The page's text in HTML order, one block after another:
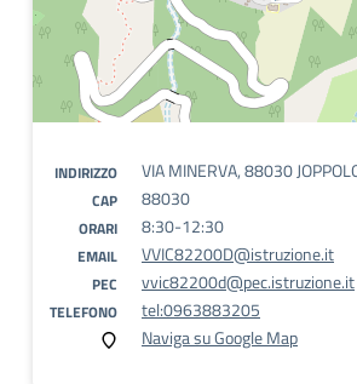
INDIRIZZO VIA MINERVA, 88030
CAP 88030
ORARI 8:30-12:30
EMAIL VVIC82200D@istruzione.it
PEC vvic82200d@pec.istruzione.it
TELEFONO
tel:0963883205
Naviga su Google Map